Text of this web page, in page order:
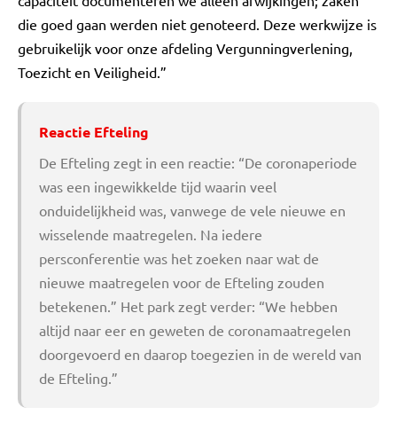
die goed gaan werden niet genoteerd. Deze werkwijze is
gebruikelijk voor onze afdeling Vergunningverlening,
Toezicht en Veiligheid.”
Reactie Efteling
De Efteling zegt in een reactie: “De coronaperiode
was een ingewikkelde tijd waarin veel
onduidelijkheid was, vanwege de vele nieuwe en
wisselende maatregelen. Na iedere
persconferentie was het zoeken naar wat de
nieuwe maatregelen voor de Efteling zouden
betekenen.” Het park zegt verder: “We hebben
altijd naar eer en geweten de coronamaatregelen
doorgevoerd en daarop toegezien in de wereld van
de Efteling.”